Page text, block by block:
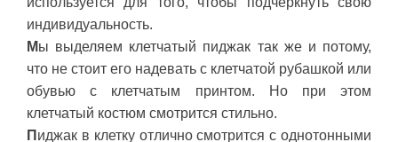
индивидуальность.
Мы выделяем клетчатый пиджак так же и потому,
что не стоит его надевать с клетчатой рубашкой или
обувью с клетчатым принтом. Но при этом
клетчатый костюм смотрится стильно.
П иджак в клетку отлично смотрится с однотонными